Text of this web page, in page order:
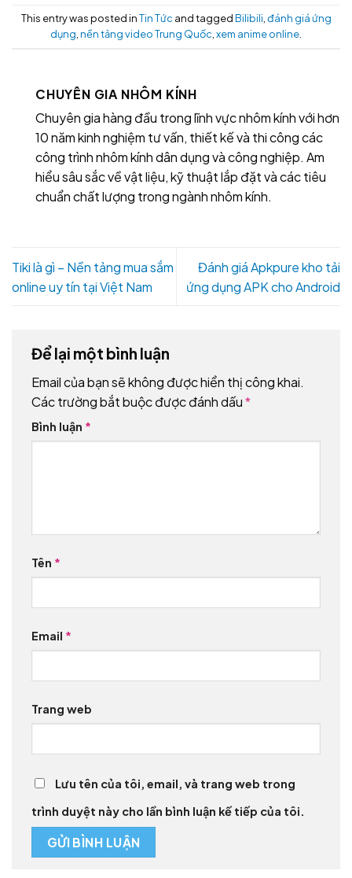
This entry was posted inTin Tức and taggedBilibili đánh giá ứng
dụng nền tảng video Trung Quốc xem anime online
CHUYÊN GIA NHÔM KÍNH
Chuyên gia hàng đầu trong lĩnh vực nhôm kính với hơn
10 năm kinh nghiệm tư vấn, thiết kế và thi công các
công trình nhôm kính dân dụng và công nghiệp. Am
hiểu sâu sắc về vật liệu, kỹ thuật lắp đặt và các tiêu
chuẩn chất lượng trong ngành nhôm kính.
Tiki là gì – Nền tảng mua sắm
online uy tín tại Việt Nam
Đánh giá Apkpure kho tải
ứng dụng APK cho Android
Để lại một bình luận
Email của bạn sẽ không được hiển thị công khai.
Các trường bắt buộc được đánh dấu*
Bình luận *
Tên *
Email *
Trang web
Lưu tên của tôi, email, và trang web trong
trình duyệt này cho lần bình luận kế tiếp của tôi.